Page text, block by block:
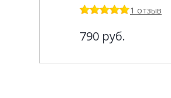
1 отзыв
790 руб.